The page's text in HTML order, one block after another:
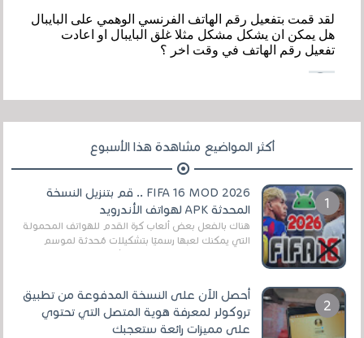
أكثر المواضيع مشاهدة هذا الأسبوع
FIFA 16 MOD 2026 .. قم بتنزيل النسخة
المحدثة APK لهواتف الأندرويد
هناك بالفعل بعض ألعاب كرة القدم للهواتف المحمولة
التي يمكنك لعبها رسميًا بتشكيلات مُحدثة لموسم
أحصل الآن على النسخة المدفوعة من تطبيق
تروكولر لمعرفة هوية المتصل التي تحتوي
على مميزات رائعة ستعجبك